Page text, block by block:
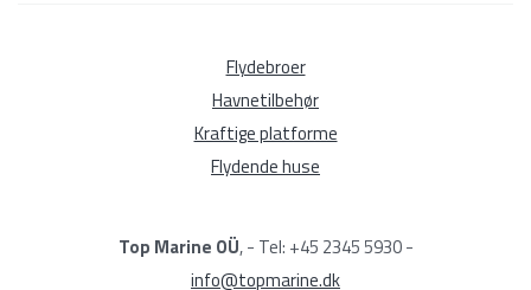
Flydebroer
Havnetilbehør
Kraftige platforme
Flydende huse
Top Marine OÜ, - Tel: +45 2345 5930 -
info@topmarine.dk